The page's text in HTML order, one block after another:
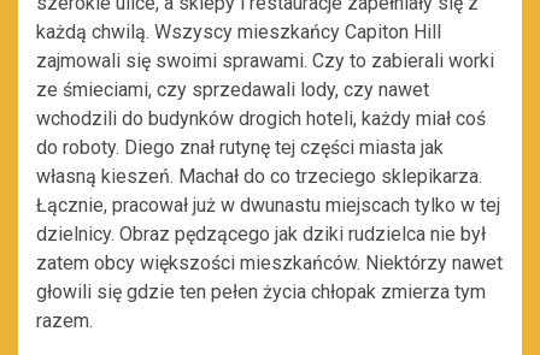
każdą chwilą. Wszyscy mieszkańcy Capiton Hill
zajmowali się swoimi sprawami. Czy to zabierali worki
ze śmieciami, czy sprzedawali lody, czy nawet
wchodzili do budynków drogich hoteli, każdy miał coś
do roboty. Diego znał rutynę tej części miasta jak
własną kieszeń. Machał do co trzeciego sklepikarza.
Łącznie, pracował już w dwunastu miejscach tylko w tej
dzielnicy. Obraz pędzącego jak dziki rudzielca nie był
zatem obcy większości mieszkańców. Niektórzy nawet
głowili się gdzie ten pełen życia chłopak zmierza tym
razem.